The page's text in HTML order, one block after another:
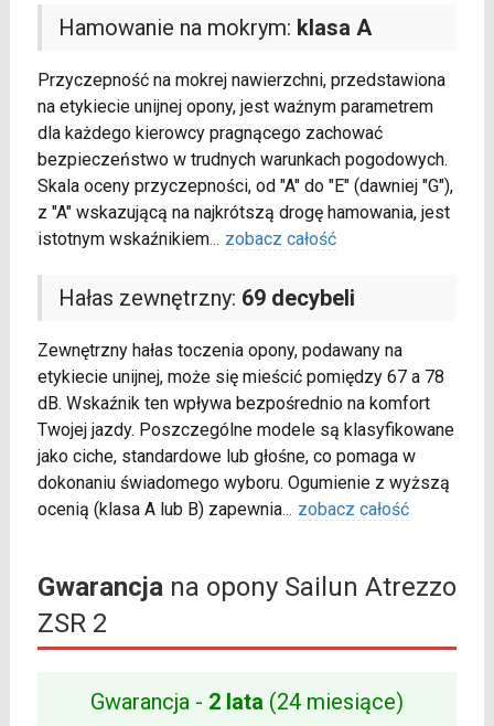
Hamowanie na mokrym: klasa A
Przyczepność na mokrej nawierzchni, przedstawiona
na etykiecie unijnej opony, jest ważnym parametrem
dla każdego kierowcy pragnącego zachować
bezpieczeństwo w trudnych warunkach pogodowych.
Skala oceny przyczepności, od "A" do "E" (dawniej "G"),
z "A" wskazującą na najkrótszą drogę hamowania, jest
istotnym wskaźnikiem... zobacz całość
Hałas zewnętrzny: 69 decybeli
Zewnętrzny hałas toczenia opony, podawany na
etykiecie unijnej, może się mieścić pomiędzy 67 a 78
dB. Wskaźnik ten wpływa bezpośrednio na komfort
Twojej jazdy. Poszczególne modele są klasyfikowane
jako ciche, standardowe lub głośne, co pomaga w
dokonaniu świadomego wyboru. Ogumienie z wyższą
ocenią (klasa A lub B) zapewnia... zobacz całość
Gwarancjana opony Sailun Atrezzo
ZSR 2
Gwarancja - 2 lata (24 miesiące)